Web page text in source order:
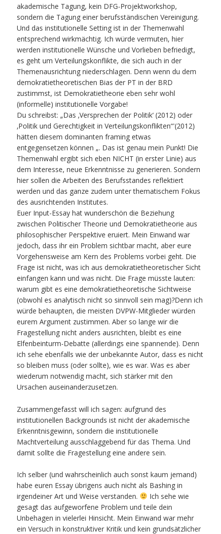
akademische Tagung, kein DFG-Projektworkshop,
sondern die Tagung einer berufsständischen Vereinigung.
Und das institutionelle Setting ist in der Themenwahl
entsprechend wirkmächtig. Ich würde vermuten, hier
werden institutionelle Wünsche und Vorlieben befriedigt,
es geht um Verteilungskonflikte, die sich auch in der
Themenausrichtung niederschlagen. Denn wenn du dem
demokratietheoretischen Bias der PT in der BRD
zustimmst, ist Demokratietheorie eben sehr wohl
(informelle) institutionelle Vorgabe!
Du schreibst: „Das ‚Versprechen der Politik‘ (2012) oder
‚Politik und Gerechtigkeit in Verteilungskonflikten“'(2012)
hätten diesem dominanten framing etwas
entgegensetzen können „. Das ist genau mein Punkt! Die
Themenwahl ergibt sich eben NICHT (in erster Linie) aus
dem Interesse, neue Erkenntnisse zu generieren. Sondern
hier sollen die Arbeiten des Berufsstandes reflektiert
werden und das ganze zudem unter thematischem Fokus
des ausrichtenden Institutes.
Euer Input-Essay hat wunderschön die Beziehung
zwischen Politischer Theorie und Demokratietheorie aus
philosophischer Perspektive eruiert. Mein Einwand war
jedoch, dass ihr ein Problem sichtbar macht, aber eure
Vorgehensweise am Kern des Problems vorbei geht. Die
Frage ist nicht, was ich aus demokratietheoretischer Sicht
einfangen kann und was nicht. Die Frage müsste lauten:
warum gibt es eine demokratietheoretische Sichtweise
(obwohl es analytisch nicht so sinnvoll sein mag)?Denn ich
würde behaupten, die meisten DVPW-Mitglieder würden
eurem Argument zustimmen. Aber so lange wir die
Fragestellung nicht anders ausrichten, bleibt es eine
Elfenbeinturm-Debatte (allerdings eine spannende). Denn
ich sehe ebenfalls wie der unbekannte Autor, dass es nicht
so bleiben muss (oder sollte), wie es war. Was es aber
wiederum notwendig macht, sich stärker mit den
Ursachen auseinanderzusetzen.
Zusammengefasst will ich sagen: aufgrund des
institutionellen Backgrounds ist nicht der akademische
Erkenntnisgewinn, sondern die institutionelle
Machtverteilung ausschlaggebend für das Thema. Und
damit sollte die Fragestellung eine andere sein.
Ich selber (und wahrscheinlich auch sonst kaum jemand)
habe euren Essay übrigens auch nicht als Bashing in
irgendeiner Art und Weise verstanden.
Ich sehe wie
gesagt das aufgeworfene Problem und teile dein
Unbehagen in vielerlei Hinsicht. Mein Einwand war mehr
ein Versuch in konstruktiver Kritik und kein grundsätzlicher